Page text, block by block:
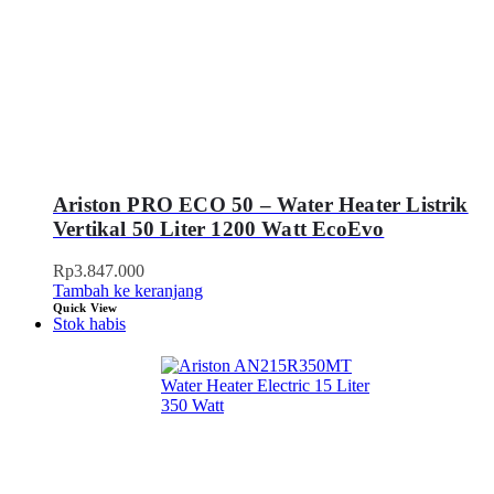
Ariston PRO ECO 50 – Water Heater Listrik
Vertikal 50 Liter 1200 Watt EcoEvo
Rp3.847.000
Tambah ke keranjang
Quick View
Stok habis